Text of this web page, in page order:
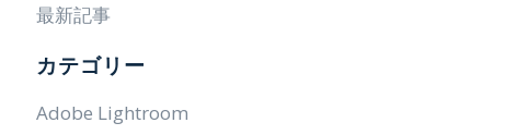
最新記事
カテゴリー
Adobe Lightroom